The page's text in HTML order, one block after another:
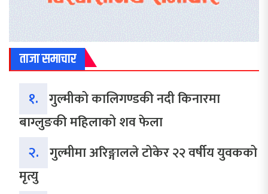
ताजा समाचार
१. गुल्मीको कालिगण्डकी नदी किनारमा
बाग्लुङकी महिलाको शव फेला
२. गुल्मीमा अरिङ्गालले टोकेर २२ वर्षीय युवकको
मृत्यु